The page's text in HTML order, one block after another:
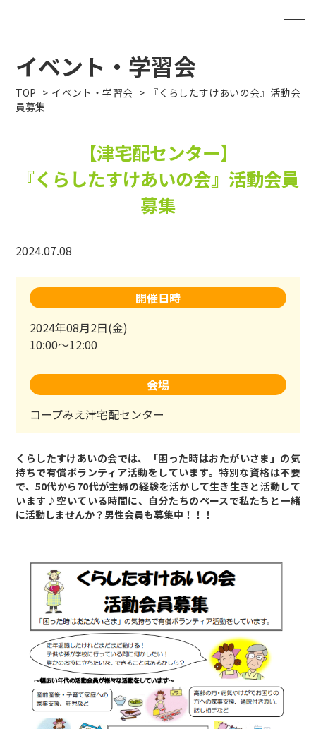
イベント・学習会
TOP イベント・学習会
『くらしたすけあいの会』活動会
員募集
【津宅配センター】
『くらしたすけあいの会』活動会員
募集
2024.07.08
開催日時
2024年08月2日(金)
10:00～12:00
会場
コープみえ津宅配センター
くらしたすけあいの会では、「困った時はおたがいさま」の気
持ちで有償ボランティア活動をしています。特別な資格は不要
で、50代から70代が主婦の経験を活かして生き生きと活動して
います♪空いている時間に、自分たちのペースで私たちと一緒
に活動しませんか？男性会員も募集中！！！